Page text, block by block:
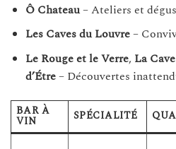
Ô Chateau– Ateliers et
Les Caves du Louvre–
Le Rouge et le Verre, La
d’Étre– Découvertes
BAR À
VIN SPÉCIALITÉ